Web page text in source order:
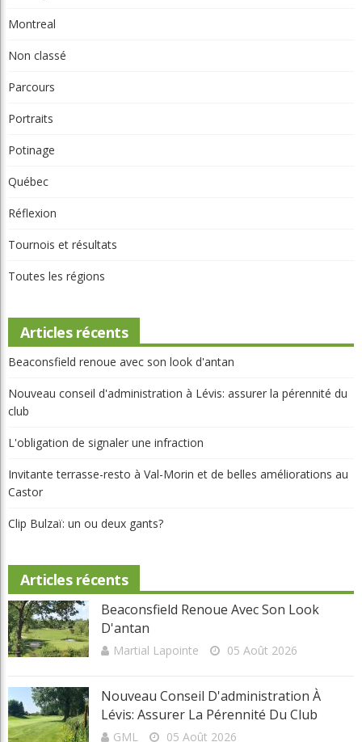
Catégories
Actualités
Autres Régions
Ce qu’en pense Ray
Chroniques
Chroniques La relève
Chroniques Truc du pro
Chroniques Vie de club
Compétition
Destinations
Équipement